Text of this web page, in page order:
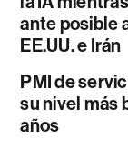
ante posible
EE.UU. e Irán
PMI de
su nivel más
años